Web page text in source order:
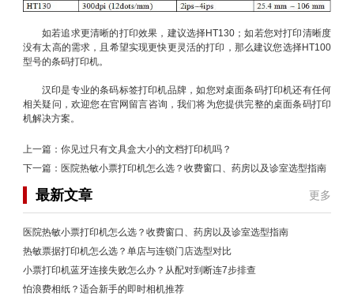
如若追求更清晰的打印效果，建议选择HT130；如若您对打印清晰度
没有太高的需求，且希望实现更快更灵活的打印，那么建议您选择HT100
型号的条码打印机。
汉印是专业的条码标签打印机品牌，如您对桌面条码打印机还有任何
相关疑问，欢迎您在官网留言咨询，我们将为您提供完整的桌面条码打印
机解决方案。
上一篇： 你见过只有文具盒大小的文档打印机吗？
下一篇： 医院热敏小票打印机怎么选？收费窗口、药房以及诊室选型指南
最新文章 更多
医院热敏小票打印机怎么选？收费窗口、药房以及诊室选型指南
热敏票据打印机怎么选？单店与连锁门店选型对比
小票打印机蓝牙连接失败怎么办？从配对到断连7步排查
怕浪费相纸？适合新手的即时相机推荐